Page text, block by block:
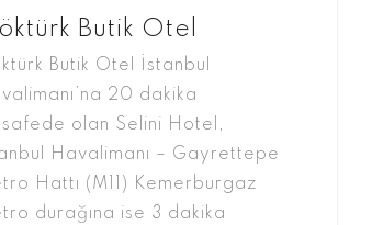
Butik Otel
Butik Otel İstanbul
20 dakika
olan Selini Hotel,
Havalimanı – Gayrettepe
Hattı (M11) Kemerburgaz
durağına ise 3 dakika